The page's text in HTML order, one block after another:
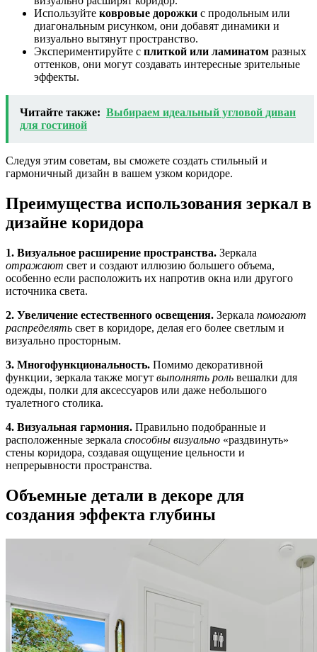
Используйте ковровые дорожки с продольным или
диагональным рисунком, они добавят динамики и
визуально вытянут пространство.
Экспериментируйте с плиткой или ламинатом разных
оттенков, они могут создавать интересные зрительные
эффекты.
Читайте также: Выбираем идеальный угловой диван
для гостиной
Следуя этим советам, вы сможете создать стильный и
гармоничный дизайн в вашем узком коридоре.
Преимущества использования зеркал в
дизайне коридора
1. Визуальное расширение пространства. Зеркала
отражают свет и создают иллюзию большего объема,
особенно если расположить их напротив окна или другого
источника света.
2. Увеличение естественного освещения. Зеркала помогают
распределять свет в коридоре, делая его более светлым и
визуально просторным.
3. Многофункциональность. Помимо декоративной
функции, зеркала также могут выполнять роль вешалки для
одежды, полки для аксессуаров или даже небольшого
туалетного столика.
4. Визуальная гармония. Правильно подобранные и
расположенные зеркала способны визуально «раздвинуть»
стены коридора, создавая ощущение цельности и
непрерывности пространства.
Объемные детали в декоре для
создания эффекта глубины